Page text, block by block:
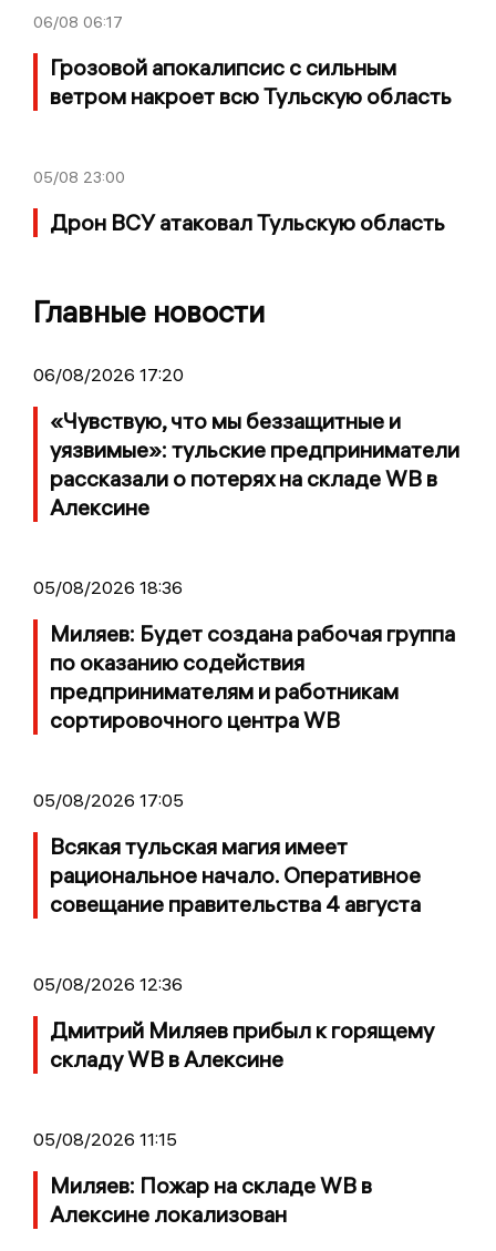
06/08 06:17
Грозовой апокалипсис с сильным
ветром накроет всю Тульскую область
05/08 23:00
Дрон ВСУ атаковал Тульскую область
Главные новости
06/08/2026 17:20
«Чувствую, что мы беззащитные и
уязвимые»: тульские предприниматели
рассказали о потерях на складе WB в
Алексине
05/08/2026 18:36
Миляев: Будет создана рабочая группа
по оказанию содействия
предпринимателям и работникам
сортировочного центра WB
05/08/2026 17:05
Всякая тульская магия имеет
рациональное начало. Оперативное
совещание правительства 4 августа
05/08/2026 12:36
Дмитрий Миляев прибыл к горящему
складу WB в Алексине
05/08/2026 11:15
Миляев: Пожар на складе WB в
Алексине локализован